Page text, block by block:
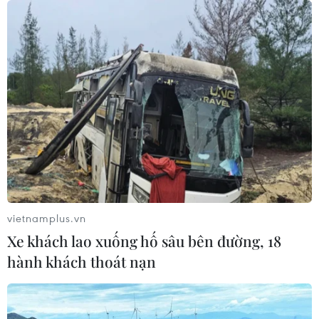
hỗ trợ Lào xây dựng nền kinh tế độc
lập, tự chủ
06/08/2026 15:32
Thư mừng kỷ niệm 50 năm quan hệ
ngoại giao Việt Nam-Thái Lan
06/08/2026 15:07
Thái Lan-Myanmar thúc đẩy hợp tác
06/08/2026 13:35
Việt Nam-Thái Lan nhất trí thúc đẩy
triển khai thực chất Chiến lược "Ba
vietnamplus.vn
Xe khách lao xuống hố sâu bên đường, 18
hành khách thoát nạn